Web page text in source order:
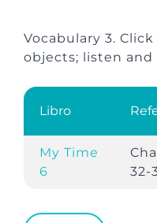
Vocabulary 3.
objects; listen and
Libro
My Time
6
32-